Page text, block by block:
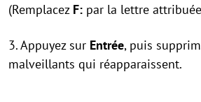
(Remplacez F: par la lettre
3. Appuyez sur Entrée, puis
malveillants qui réapparaissent.